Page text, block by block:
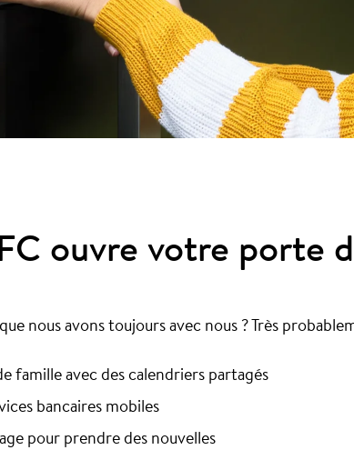
ouvre votre porte
nous avons toujours avec nous ? Très
famille avec des calendriers partagés
bancaires mobiles
pour prendre des nouvelles